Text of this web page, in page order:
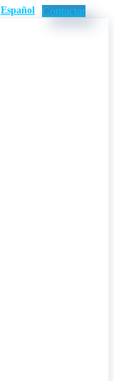
Español Contactar